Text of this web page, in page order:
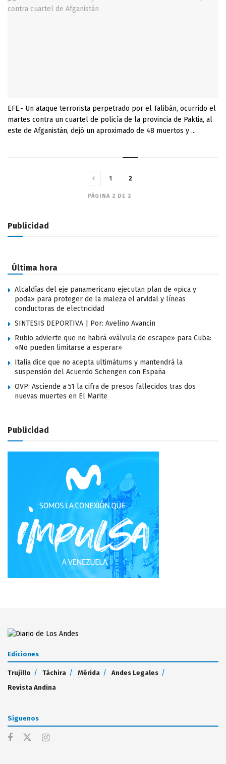
EFE.- Un ataque terrorista perpetrado por el Talibán, ocurrido el
martes contra un cuartel de policía de la provincia de Paktia, al
este de Afganistán, dejó un aproximado de 48 muertos y ...
PÁGINA 2 DE 2
1 2
Publicidad
Última hora
Alcaldías del eje panamericano ejecutan plan de «pica y
poda» para proteger de la maleza el arvidal y líneas
conductoras de electricidad
SINTESIS DEPORTIVA | Por: Avelino Avancin
Rubio advierte que no habrá «válvula de escape» para Cuba:
«No pueden limitarse a esperar»
Italia dice que no acepta ultimátums y mantendrá la
suspensión del Acuerdo Schengen con España
OVP: Asciende a 51 la cifra de presos fallecidos tras dos
nuevas muertes en El Marite
Publicidad
Ediciones
Trujillo Táchira Mérida
Andes Legales
Revista Andina
Síguenos